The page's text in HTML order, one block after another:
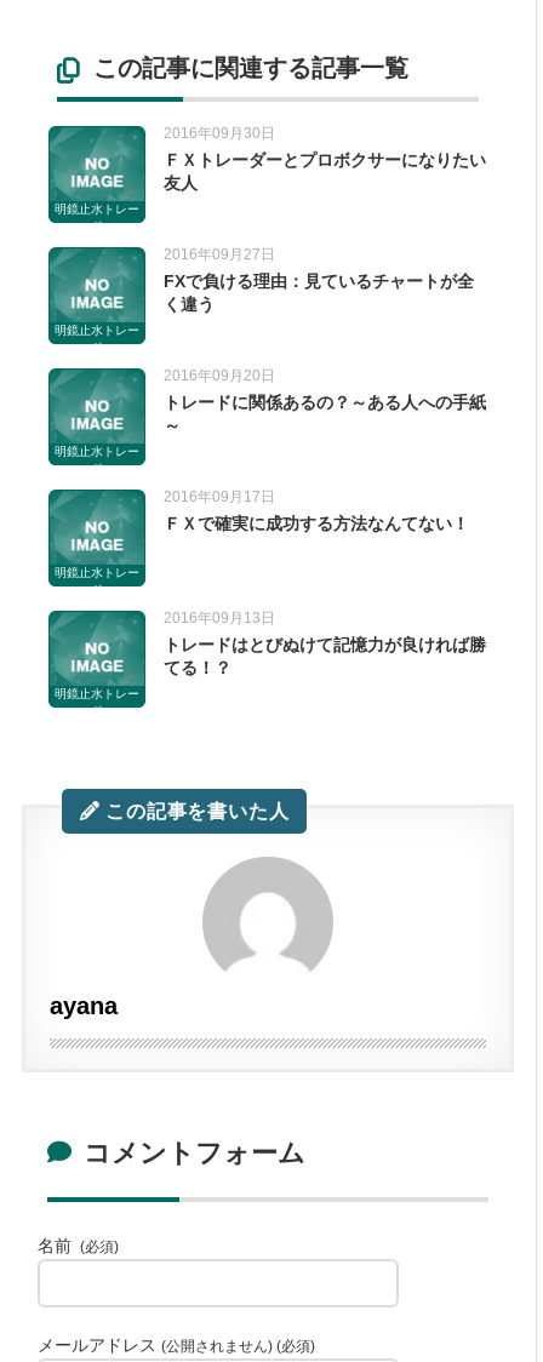
この記事に関連する記事一覧
明鏡止水トレー
ド
2016年09月30日
ＦＸトレーダーとプロボクサーになりたい
友人
明鏡止水トレー
ド
2016年09月27日
FXで負ける理由：見ているチャートが全
く違う
明鏡止水トレー
ド
2016年09月20日
トレードに関係あるの？～ある人への手紙
～
明鏡止水トレー
ド
2016年09月17日
ＦＸで確実に成功する方法なんてない！
明鏡止水トレー
ド
2016年09月13日
トレードはとびぬけて記憶力が良ければ勝
てる！？
この記事を書いた人
ayana
コメントフォーム
名前 (必須)
メールアドレス(公開されません) (必須)